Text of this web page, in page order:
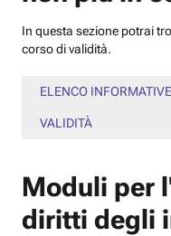
In questa sezione potrai
corso di validità.
ELENCO
VALIDITÀ
Moduli per
diritti degli